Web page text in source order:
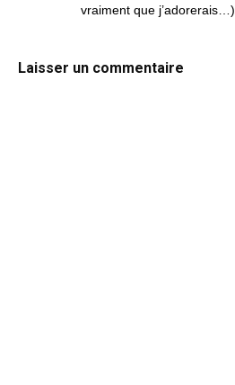
vraiment que j’adorerais…)
Laisser un commentaire